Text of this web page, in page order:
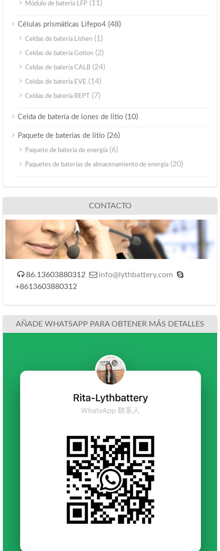
Módulo de batería LFP (11)
Células prismáticas Lifepo4 (48)
Celdas de batería Lishen (1)
Celdas de batería Gotion (2)
Celdas de batería CALB (24)
Celdas de batería EVE (14)
Celdas de batería REPT (7)
Celda de batería de iones de litio (10)
Paquete de baterías de litio (26)
Paquete de batería de energía (6)
Paquetes de baterías de almacenamiento de energía (20)
CONTACTO
 86.13603880312  info@lythbattery.com 
+8613603880312
AÑADE WHATSAPP PARA OBTENER MÁS DETALLES